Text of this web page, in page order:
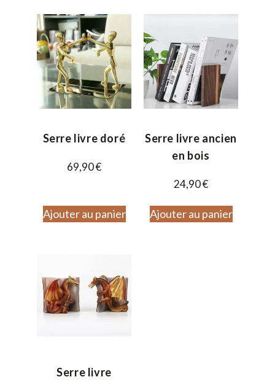
Serre livre doré
69,90€
Ajouter au panier
Serre livre ancien
en bois
24,90€
Ajouter au panier
Serre livre